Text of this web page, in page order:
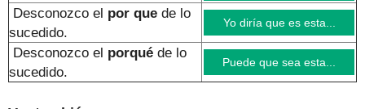
Desconozco el por que de lo
sucedido.
Yo diría que es esta...
Desconozco el porqué de lo
sucedido.
Puede que sea esta...